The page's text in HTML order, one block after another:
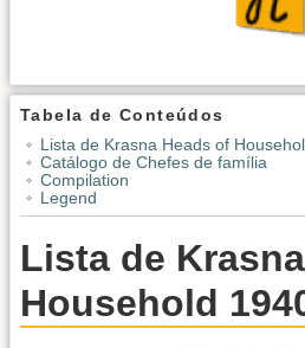
Tabela de Conteúdos
Lista de Krasna Heads of
Catálogo de Chefes de família
Compilation
Legend
Lista de
Household